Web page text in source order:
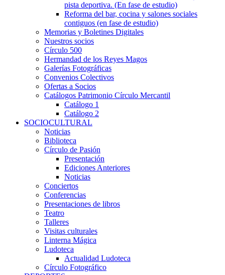
pista deportiva. (En fase de estudio)
Reforma del bar, cocina y salones sociales
contiguos (en fase de estudio)
Memorias y Boletines Digitales
Nuestros socios
Círculo 500
Hermandad de los Reyes Magos
Galerías Fotográficas
Convenios Colectivos
Ofertas a Socios
Catálogos Patrimonio Círculo Mercantil
Catálogo 1
Catálogo 2
SOCIOCULTURAL
Noticias
Biblioteca
Círculo de Pasión
Presentación
Ediciones Anteriores
Noticias
Conciertos
Conferencias
Presentaciones de libros
Teatro
Talleres
Visitas culturales
Linterna Mágica
Ludoteca
Actualidad Ludoteca
Círculo Fotográfico